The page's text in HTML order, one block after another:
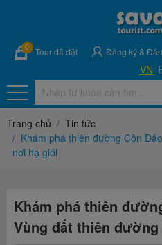
0 Tour đã đặt Đăng ký&
VN
Trang chủ
Tin tức
Khám phá thiên đường Côn
nơi hạ giới
Khám phá thiên
Vùng đất thiên